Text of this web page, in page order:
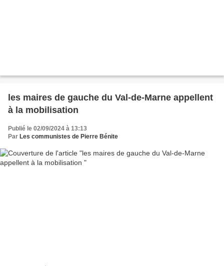
les maires de gauche du Val-de-Marne appellent
à la mobilisation
Publié le 02/09/2024 à 13:13
Par Les communistes de Pierre Bénite